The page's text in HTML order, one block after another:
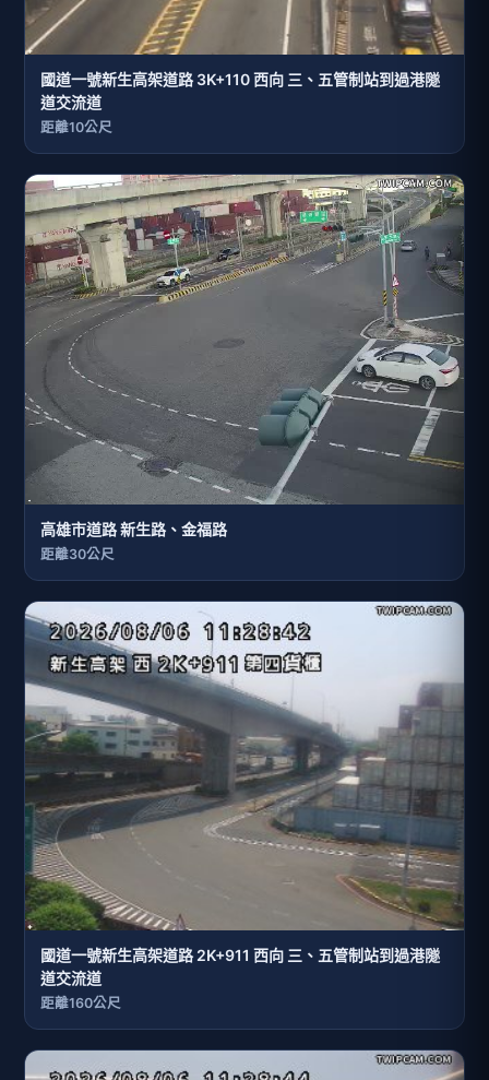
國道一號新生高架道路 3K+110 西向 三、五管制站到過港隧
道交流道
距離10公尺
高雄市道路 新生路、金福路
距離30公尺
國道一號新生高架道路 2K+911 西向 三、五管制站到過港隧
道交流道
距離160公尺